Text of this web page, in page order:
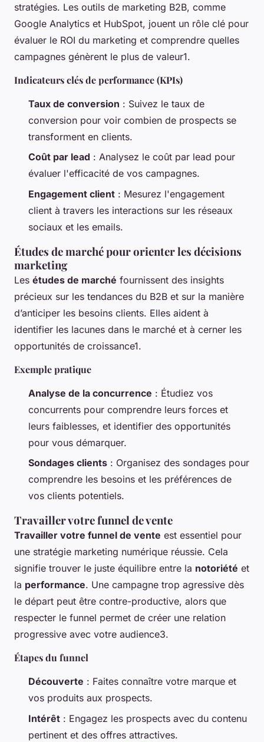
stratégies. Les outils de marketing B2B, comme
Google Analytics et HubSpot, jouent un rôle clé pour
évaluer le ROI du marketing et comprendre quelles
campagnes génèrent le plus de valeur1.
Indicateurs clés de performance (KPIs)
Taux de conversion : Suivez le taux de
conversion pour voir combien de prospects se
transforment en clients.
Coût par lead : Analysez le coût par lead pour
évaluer l'efficacité de vos campagnes.
Engagement client : Mesurez l'engagement
client à travers les interactions sur les réseaux
sociaux et les emails.
Études de marché pour orienter les décisions
marketing
Les études de marché fournissent des insights
précieux sur les tendances du B2B et sur la manière
d’anticiper les besoins clients. Elles aident à
identifier les lacunes dans le marché et à cerner les
opportunités de croissance1.
Exemple pratique
Analyse de la concurrence : Étudiez vos
concurrents pour comprendre leurs forces et
leurs faiblesses, et identifier des opportunités
pour vous démarquer.
Sondages clients : Organisez des sondages pour
comprendre les besoins et les préférences de
vos clients potentiels.
Travailler votre funnel de vente
Travailler votre funnel de vente est essentiel pour
une stratégie marketing numérique réussie. Cela
signifie trouver le juste équilibre entre la notoriété et
la performance. Une campagne trop agressive dès
le départ peut être contre-productive, alors que
respecter le funnel permet de créer une relation
progressive avec votre audience3.
Étapes du funnel
Découverte : Faites connaître votre marque et
vos produits aux prospects.
Intérêt : Engagez les prospects avec du contenu
pertinent et des offres attractives.